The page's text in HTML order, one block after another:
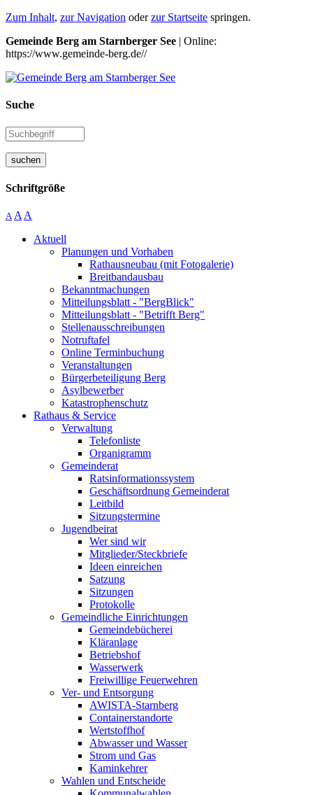
Zum Inhalt, zur Navigation oderzur Startseite springen.
Gemeinde Berg am Starnberger See | Online:
https://www.gemeinde-berg.de//
Suche
suchen
Schriftgröße
A A A
Aktuell
Planungen und Vorhaben
Rathausneubau (mit Fotogalerie)
Breitbandausbau
Bekanntmachungen
Mitteilungsblatt - "BergBlick"
Mitteilungsblatt - "Betrifft Berg"
Stellenausschreibungen
Notruftafel
Online Terminbuchung
Veranstaltungen
Bürgerbeteiligung Berg
Asylbewerber
Katastrophenschutz
Rathaus & Service
Verwaltung
Telefonliste
Organigramm
Gemeinderat
Ratsinformationssystem
Geschäftsordnung Gemeinderat
Leitbild
Sitzungstermine
Jugendbeirat
Wer sind wir
Mitglieder/Steckbriefe
Ideen einreichen
Satzung
Sitzungen
Protokolle
Gemeindliche Einrichtungen
Gemeindebücherei
Kläranlage
Betriebshof
Wasserwerk
Freiwillige Feuerwehren
Ver- und Entsorgung
AWISTA-Starnberg
Containerstandorte
Wertstoffhof
Abwasser und Wasser
Strom und Gas
Kaminkehrer
Wahlen und Entscheide